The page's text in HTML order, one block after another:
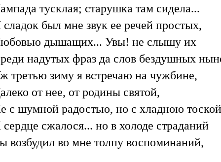
тусклая; старушка там сидела...
был мне звук ее речей простых,
дышащих... Увы! не слышу их
надутых фраз да слов бездушных
третью зиму я встречаю на чужбине,
от нее, от родины святой,
с шумной радостью, но с хладною
сжалося... но в холоде страданий
возбудил во мне толпу воспоминаний,